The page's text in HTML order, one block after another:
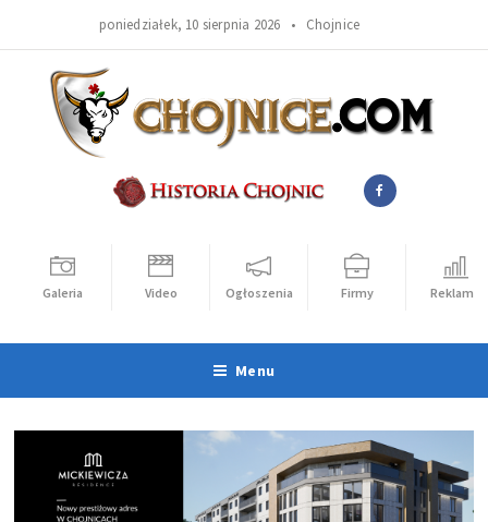
poniedziałek, 10 sierpnia 2026 • Chojnice
Galeria Video Ogłoszenia Firmy Reklama
Menu